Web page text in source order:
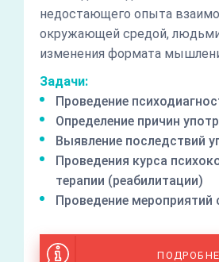
недостающего опыта
окружающей средой,
изменения формата
Задачи:
Проведение
Определение причин
Выявление последствий
Проведения курса
терапии (реабилитации)
Проведение мероприятий